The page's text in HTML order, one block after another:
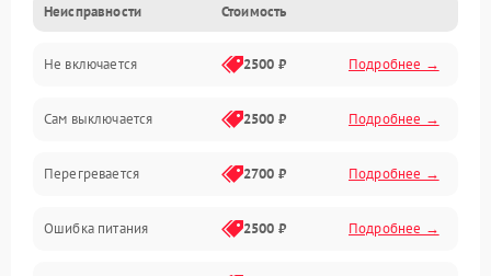
Неисправности Стоимость
Не включается 2500 ₽ Подробнее →
Сам выключается 2500 ₽ Подробнее →
Перегревается 2700 ₽ Подробнее →
Ошибка питания 2500 ₽ Подробнее →